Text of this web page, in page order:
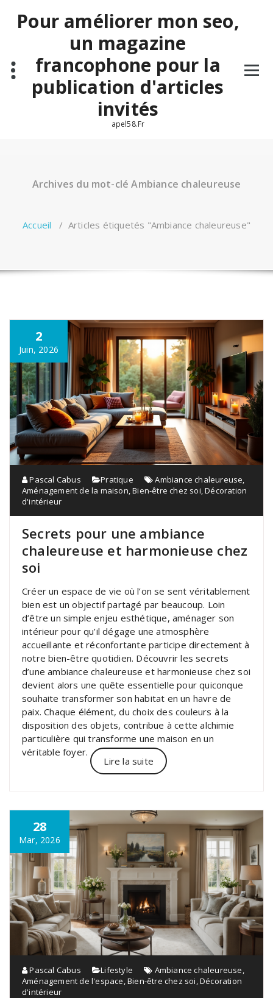
contenuPour améliorer mon seo,
un magazine
francophone pour la
publication d'articles
invités
apel58.Fr
Archives du mot-clé Ambiance chaleureuse
Accueil / Articles étiquetés "Ambiance chaleureuse"
2
Juin, 2026
Pascal Cabus Pratique Ambiance chaleureuse,
Aménagement de la maison,Bien-être chez soi,Décoration
d'intérieur
Secrets pour une ambiance
chaleureuse et harmonieuse chez
soi
Créer un espace de vie où l’on se sent véritablement
bien est un objectif partagé par beaucoup. Loin
d’être un simple enjeu esthétique, aménager son
intérieur pour qu’il dégage une atmosphère
accueillante et réconfortante participe directement à
notre bien-être quotidien. Découvrir les secrets
d’une ambiance chaleureuse et harmonieuse chez soi
devient alors une quête essentielle pour quiconque
souhaite transformer son habitat en un havre de
paix. Chaque élément, du choix des couleurs à la
disposition des objets, contribue à cette alchimie
particulière qui transforme une maison en un
véritable foyer.
Lire la suite
28
Mar, 2026
Pascal Cabus Lifestyle Ambiance chaleureuse
Aménagement de l'espace ,Bien-être chez soi ,Décoration
d'intérieur